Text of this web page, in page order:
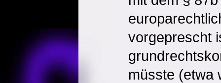
vorgeprescht
müsste (etwa